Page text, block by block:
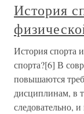
История
История спорта
спорта?[6] В
повышаются
дисциплинам, в
следовательно,